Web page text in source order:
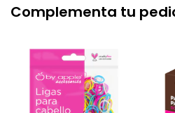
Complementa tu